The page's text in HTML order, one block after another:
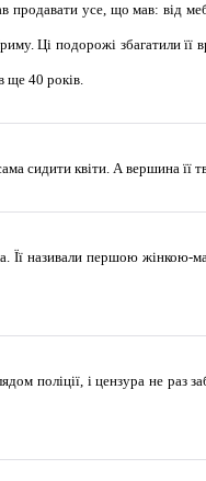
продавати усе, що мав: від
Ці подорожі збагатили
ще 40 років.
сидити квіти. А вершина її
називали першою жінкою-
поліції, і цензура не раз